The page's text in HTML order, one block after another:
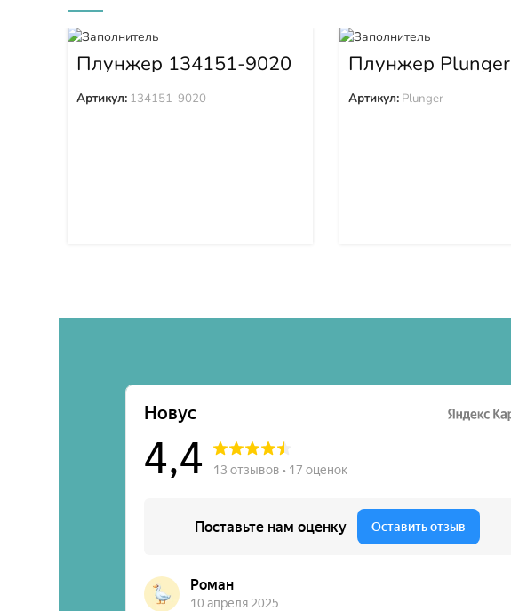
Плунжер 134151-9020
Артикул: 134151-9020
Плунжер Plunger
Артикул: Plunger